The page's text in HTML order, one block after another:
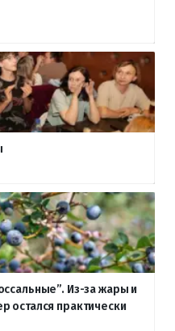
Из-за жары и
остался практически